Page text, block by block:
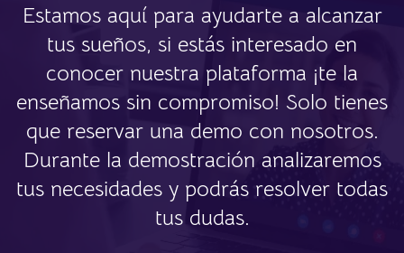
Estamos aquí para ayudarte a alcanzar
tus sueños, si estás interesado en
conocer nuestra plataforma ¡te la
enseñamos sin compromiso! Solo tienes
que reservar una demo con nosotros.
Durante la demostración analizaremos
tus necesidades y podrás resolver todas
tus dudas.